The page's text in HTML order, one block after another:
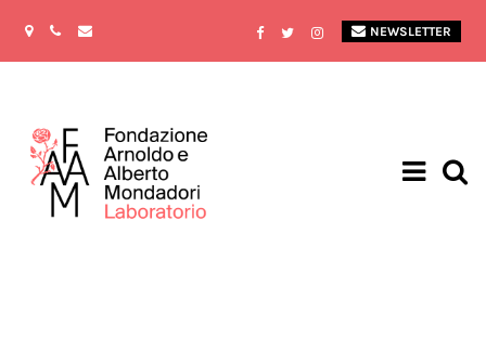
NEWSLETTER